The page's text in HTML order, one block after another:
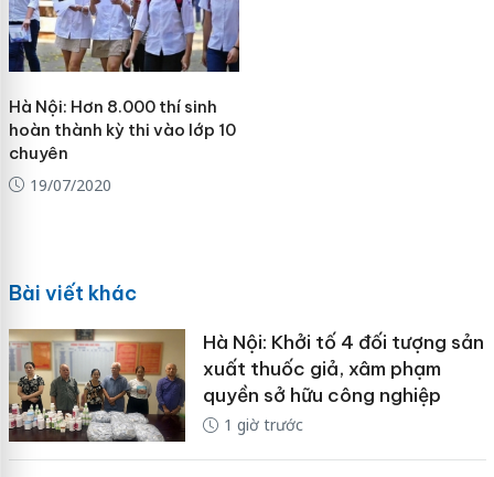
Hà Nội: Hơn 8.000 thí sinh
hoàn thành kỳ thi vào lớp 10
chuyên
19/07/2020
Bài viết khác
Hà Nội: Khởi tố 4 đối tượng sản
xuất thuốc giả, xâm phạm
quyền sở hữu công nghiệp
1 giờ trước